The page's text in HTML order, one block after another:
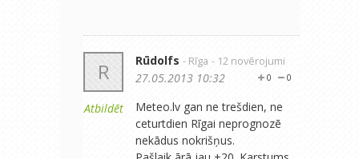
R
Atbildēt
Rūdolfs - Rīga - 12 novērojumi
0
0
27.05.2013 10:32
Meteo.lv gan ne trešdien, ne
ceturtdien Rīgai neprognozē
nekādus nokrišņus.